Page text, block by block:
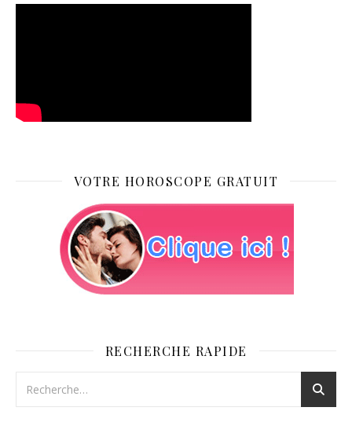
VOTRE HOROSCOPE GRATUIT
RECHERCHE RAPIDE